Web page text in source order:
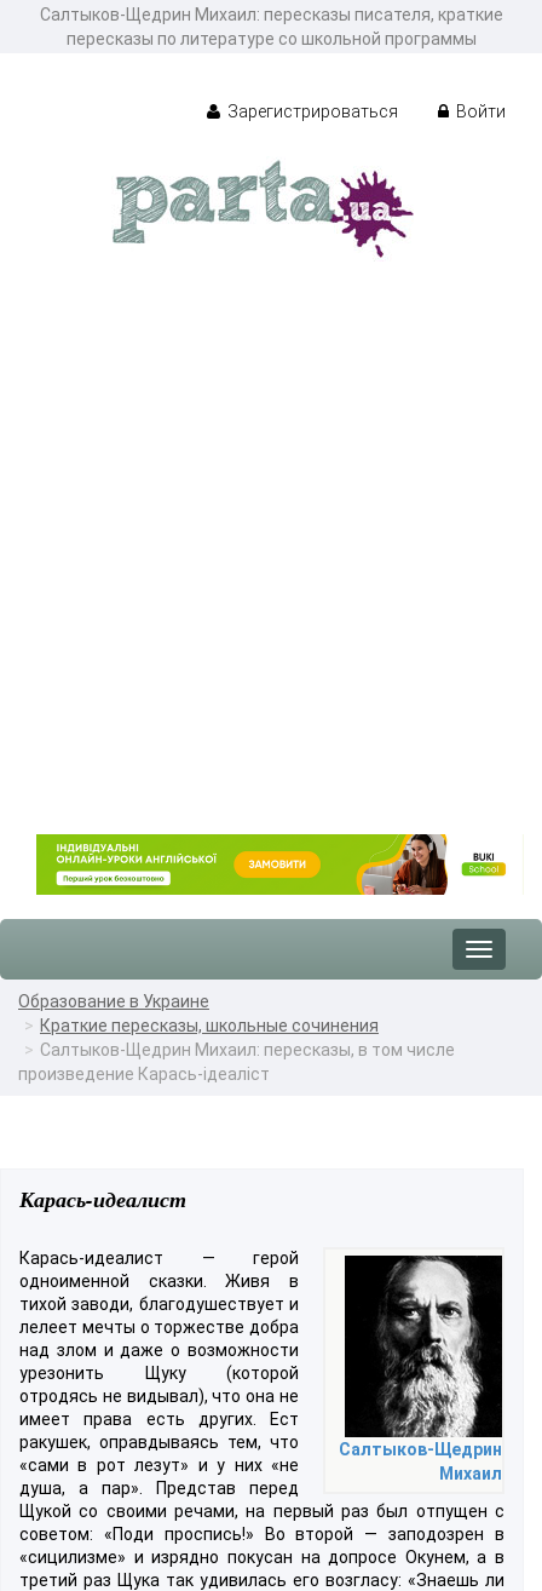
Салтыков-Щедрин Михаил: пересказы писателя, краткие
пересказы по литературе со школьной программы
Зарегистрироваться Войти
Toggle
Образование в Украине
Краткие пересказы, школьные сочинения
Салтыков-Щедрин Михаил: пересказы, в том числе
произведение Карась-ідеаліст
Карась-идеалист
Салтыков-Щедрин
Михаил
Карась-идеалист — герой
одноименной сказки. Живя в
тихой заводи, благодушествует и
лелеет мечты о торжестве добра
над злом и даже о возможности
урезонить Щуку (которой
отродясь не видывал), что она не
имеет права есть других. Ест
ракушек, оправдываясь тем, что
«сами в рот лезут» и у них «не
душа, а пар». Представ перед
Щукой со своими речами, на первый раз был отпущен с
советом: «Поди проспись!» Во второй — заподозрен в
«сицилизме» и изрядно покусан на допросе Окунем, а в
третий раз Щука так удивилась его возгласу: «Знаешь ли